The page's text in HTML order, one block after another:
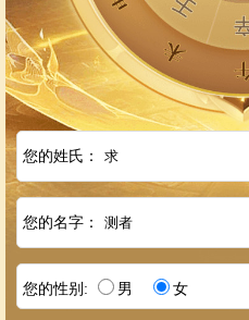
您的姓氏：
您的名字：
您的性别: 男 女